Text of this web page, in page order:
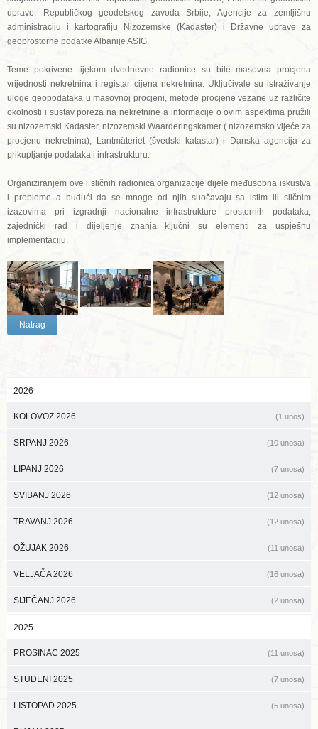
uprave, Republičkog geodetskog zavoda Srbije, Agencije za zemljišnu
administraciju i kartografiju Nizozemske (Kadaster) i Državne uprave za
geoprostorne podatke Albanije ASIG.
Teme pokrivene tijekom dvodnevne radionice su bile masovna procjena
vrijednosti nekretnina i registar cijena nekretnina. Uključivale su istraživanje
uloge geopodataka u masovnoj procjeni, metode procjene vezane uz različite
okolnosti i sustav poreza na nekretnine a informacije o ovim aspektima pružili
su nizozemski Kadaster, nizozemski Waarderingskamer ( nizozemsko vijeće za
procjenu nekretnina), Lantmäteriet (švedski katastar) i Danska agencija za
prikupljanje podataka i infrastrukturu.
Organiziranjem ove i sličnih radionica organizacije dijele međusobna iskustva
i probleme a budući da se mnoge od njih suočavaju sa istim ili sličnim
izazovima pri izgradnji nacionalne infrastrukture prostornih podataka,
zajednički rad i dijeljenje znanja ključni su elementi za uspješnu
implementaciju.
Natrag
2026
KOLOVOZ 2026 (1 unos)
SRPANJ 2026 (10 unosa)
LIPANJ 2026 (7 unosa)
SVIBANJ 2026 (12 unosa)
TRAVANJ 2026 (12 unosa)
OŽUJAK 2026 (11 unosa)
VELJAČA 2026 (16 unosa)
SIJEČANJ 2026 (2 unosa)
2025
PROSINAC 2025 (11 unosa)
STUDENI 2025 (7 unosa)
LISTOPAD 2025 (5 unosa)